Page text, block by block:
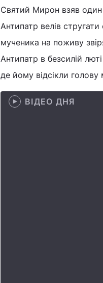
Святий Мирон взяв
Антипатр велів
мученика на поживу
Антипатр в безсилій
де йому відсікли голову
ВІДЕО ДНЯ